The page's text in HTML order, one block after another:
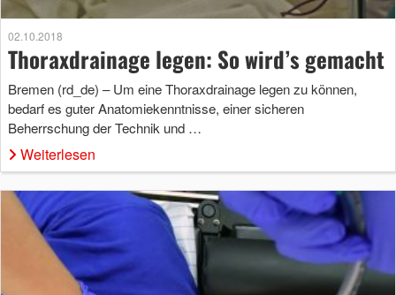
02.10.2018
Thoraxdrainage legen: So wird’s gemacht
Bremen (rd_de) – Um eine Thoraxdrainage legen zu können,
bedarf es guter Anatomiekenntnisse, einer sicheren
Beherrschung der Technik und …
Weiterlesen